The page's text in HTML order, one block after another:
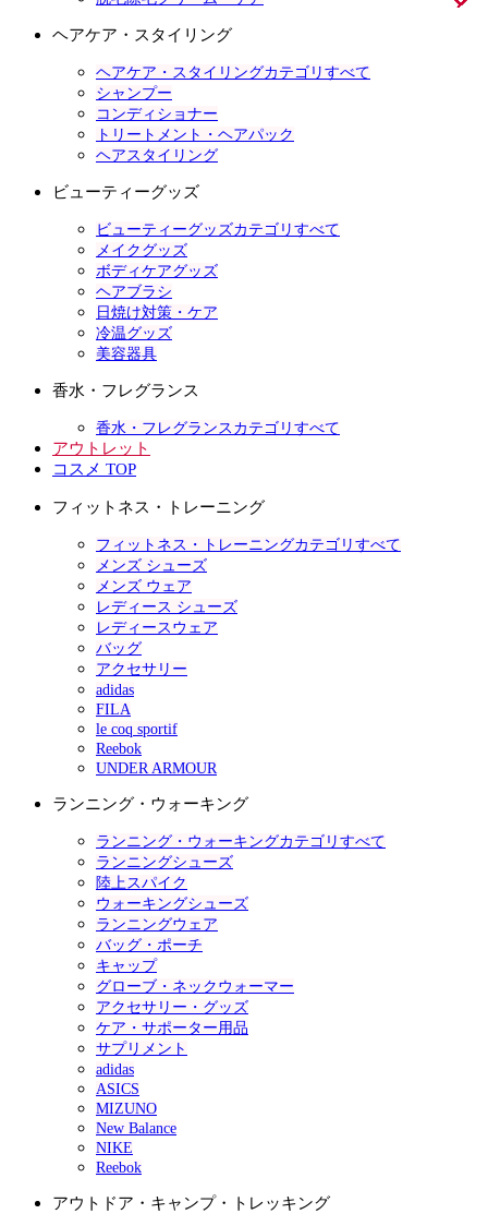
ヘアケア・スタイリング
ヘアケア・スタイリングカテゴリすべて
シャンプー
コンディショナー
トリートメント・ヘアパック
ヘアスタイリング
ビューティーグッズ
ビューティーグッズカテゴリすべて
メイクグッズ
ボディケアグッズ
ヘアブラシ
日焼け対策・ケア
冷温グッズ
美容器具
香水・フレグランス
香水・フレグランスカテゴリすべて
アウトレット
コスメ TOP
フィットネス・トレーニング
フィットネス・トレーニングカテゴリすべて
メンズ シューズ
メンズ ウェア
レディース シューズ
レディースウェア
バッグ
アクセサリー
adidas
FILA
le coq sportif
Reebok
UNDER ARMOUR
ランニング・ウォーキング
ランニング・ウォーキングカテゴリすべて
ランニングシューズ
陸上スパイク
ウォーキングシューズ
ランニングウェア
バッグ・ポーチ
キャップ
グローブ・ネックウォーマー
アクセサリー・グッズ
ケア・サポーター用品
サプリメント
adidas
ASICS
MIZUNO
New Balance
NIKE
Reebok
アウトドア・キャンプ・トレッキング